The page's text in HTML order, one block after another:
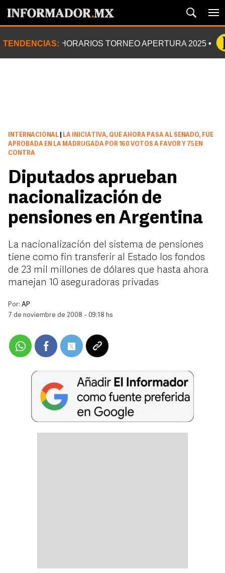
TENDENCIAS: HORARIOS TORNEO APERTURA 2025
INTERNACIONAL
LA INICIATIVA, QUE AHORA PASA AL SENADO, FUE
APROBADA EN LA MADRUGADA POR 160 VOTOS A FAVOR Y 75 EN
CONTRA
Diputados aprueban
nacionalización de
pensiones en Argentina
La nacionalización del sistema de pensiones
tiene como fin transferir al Estado los fondos
de 23 mil millones de dólares que hasta ahora
manejan 10 aseguradoras privadas
Por: AP
7 de noviembre de 2008 - 09:18 hs